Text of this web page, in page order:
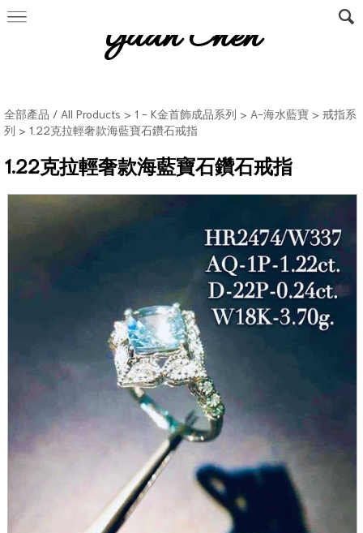
Yuan Chen
全部產品 / All Products > 1 - K金首飾成品系列 > A-海水藍寶> 戒指系
列 > 1.22克拉輕奢款海藍寶石鑽石戒指
1.22克拉輕奢款海藍寶石鑽石戒指